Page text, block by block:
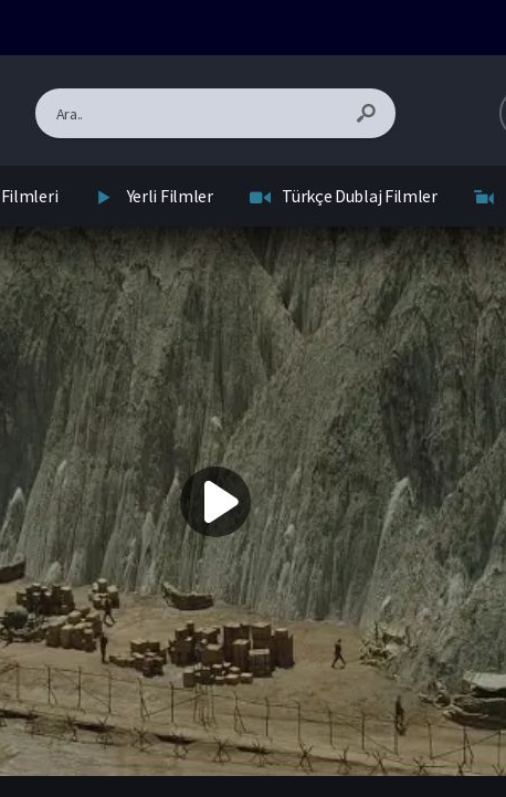
Filmleri Yerli Filmler Türkçe Dublaj Filmler